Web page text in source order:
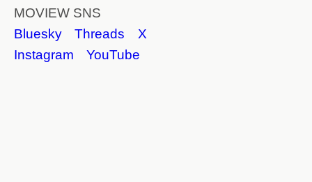
MOVIEW SNS
Bluesky
Threads
X
Instagram
YouTube